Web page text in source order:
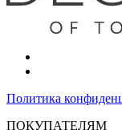
Политика
ПОКУПАТЕЛЯМ